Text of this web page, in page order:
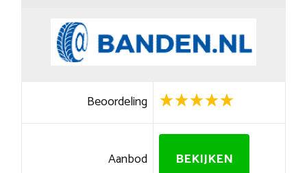
Beoordeling
Aanbod BEKIJKEN